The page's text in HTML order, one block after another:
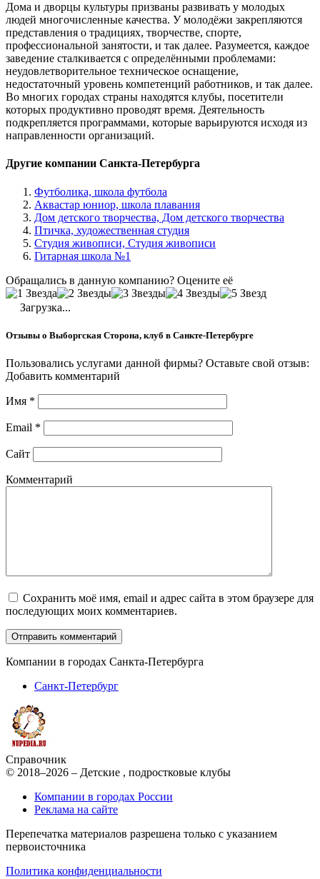
Дома и дворцы культуры призваны развивать у молодых
людей многочисленные качества. У молодёжи закрепляются
представления о традициях, творчестве, спорте,
профессиональной занятости, и так далее. Разумеется, каждое
заведение сталкивается с определёнными проблемами:
неудовлетворительное техническое оснащение,
недостаточный уровень компетенций работников, и так далее.
Во многих городах страны находятся клубы, посетители
которых продуктивно проводят время. Деятельность
подкрепляется программами, которые варьируются исходя из
направленности организаций.
Другие компании Санкта-Петербурга
Футболика, школа футбола
Аквастар юниор, школа плавания
Дом детского творчества, Дом детского творчества
Птичка, художественная студия
Студия живописи, Студия живописи
Гитарная школа №1
Обращались в данную компанию? Оцените её
Загрузка...
Отзывы о Выборгская Сторона, клуб в Санкте-Петербурге
Пользовались услугами данной фирмы? Оставьте свой отзыв:
Добавить комментарий
Имя *
Email *
Сайт
Комментарий
Сохранить моё имя, email и адрес сайта в этом браузере для
последующих моих комментариев.
Компании в городах Санкта-Петербурга
Санкт-Петербург
Справочник
© 2018–2026 – Детские , подростковые клубы
Компании в городах России
Реклама на сайте
Перепечатка материалов разрешена только с указанием
первоисточника
Политика конфиденциальности